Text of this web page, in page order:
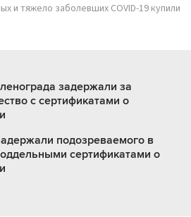
и тяжело заболевших COVID-19 купили
задержали за
с сертификатами о
подозреваемого в
сертификатами о